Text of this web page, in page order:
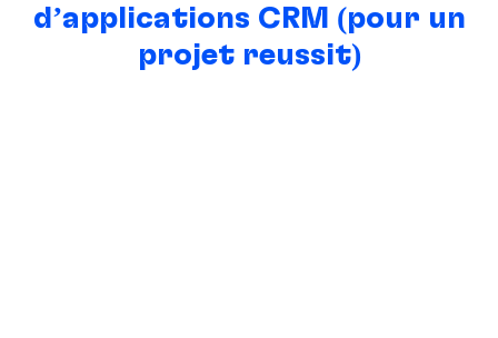
d’applications CRM (pour un
projet réussit)